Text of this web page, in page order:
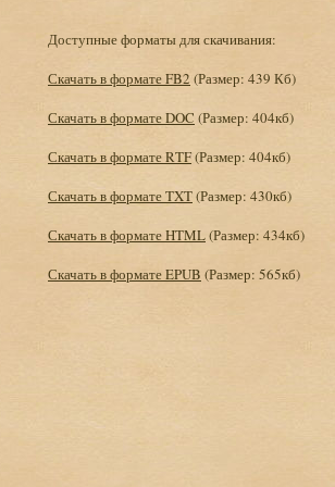
Доступные форматы для скачивания:
Скачать в формате FB2 (Размер: 439 Кб)
Скачать в формате DOC (Размер: 404кб)
Скачать в формате RTF(Размер: 404кб)
Скачать в формате TXT(Размер: 430кб)
Скачать в формате HTML(Размер: 434кб)
Скачать в формате EPUB (Размер: 565кб)